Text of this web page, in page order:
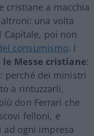
cristiane a macchia
una volta
Capitale, poi non
consumismo. I
Messe cristiane:
perché dei ministri
a rintuzzarli,
don Ferrari che
felloni, e
ad ogni impresa